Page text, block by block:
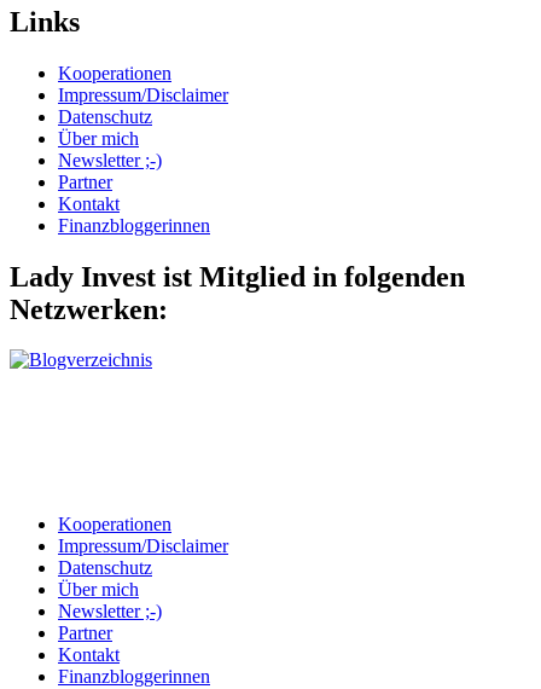
Links
Kooperationen
Impressum/Disclaimer
Datenschutz
Über mich
Newsletter ;-)
Partner
Kontakt
Finanzbloggerinnen
Lady Invest ist Mitglied in folgenden
Netzwerken:
Kooperationen
Impressum/Disclaimer
Datenschutz
Über mich
Newsletter ;-)
Partner
Kontakt
Finanzbloggerinnen